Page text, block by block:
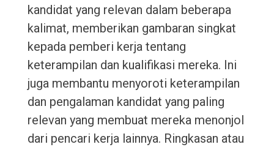
kandidat yang relevan dalam beberapa
kalimat, memberikan gambaran singkat
kepada pemberi kerja tentang
keterampilan dan kualifikasi mereka. Ini
juga membantu menyoroti keterampilan
dan pengalaman kandidat yang paling
relevan yang membuat mereka menonjol
dari pencari kerja lainnya. Ringkasan atau